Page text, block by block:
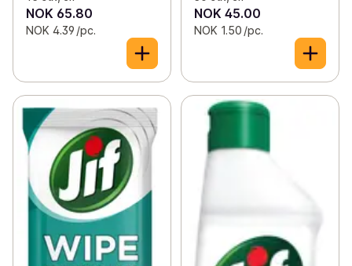
NOK 65.80
NOK 4.39 /pc.
NOK 45.00
NOK 1.50 /pc.